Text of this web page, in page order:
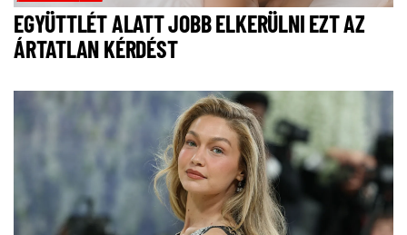
EGYÜTTLÉT ALATT JOBB ELKERÜLNI EZT AZ
ÁRTATLAN KÉRDÉST